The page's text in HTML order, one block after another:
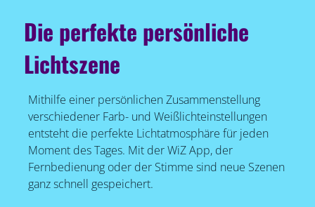
Die perfekte persönliche
Lichtszene
Mithilfe einer persönlichen Zusammenstellung
verschiedener Farb- und Weißlichteinstellungen
entsteht die perfekte Lichtatmosphäre für jeden
Moment des Tages. Mit der WiZ App, der
Fernbedienung oder der Stimme sind neue Szenen
ganz schnell gespeichert.